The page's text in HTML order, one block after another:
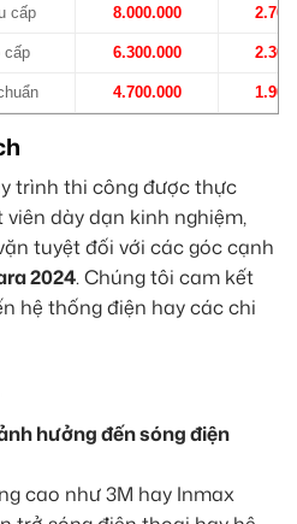
cấp 8.000.000
cấp 6.300.000
4.700.000
trình thi công được thực
dày dạn kinh nghiệm,
tuyệt đối với các góc cạnh
2024. Chúng tôi cam kết
hệ thống điện hay các chi
hưởng đến sóng điện
cao như 3M hay Inmax